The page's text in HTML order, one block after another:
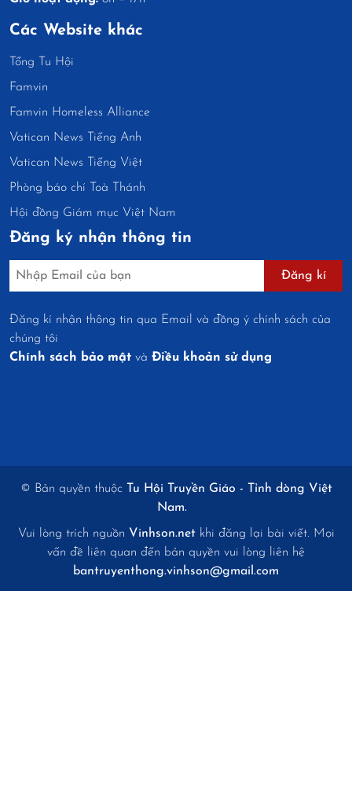
Các Website khác
Tổng Tu Hội
Famvin
Famvin Homeless Alliance
Vatican News Tiếng Anh
Vatican News Tiếng Việt
Phòng báo chí Toà Thánh
Hội đồng Giám mục Việt Nam
Đăng ký nhận thông tin
Đăng kí
Đăng kí nhận thông tin qua Email và đồng ý chính sách của
chúng tôi
Chính sách bảo mật và Điều khoản sử dụng
© Bản quyền thuộc
Tu Hội Truyền Giáo - Tỉnh dòng Việt
Nam.
Vui lòng trích nguồn Vinhson.net khi đăng lại bài viết. Mọi
vấn đề liên quan đến bản quyền vui lòng liên hệ
bantruyenthong.vinhson@gmail.com